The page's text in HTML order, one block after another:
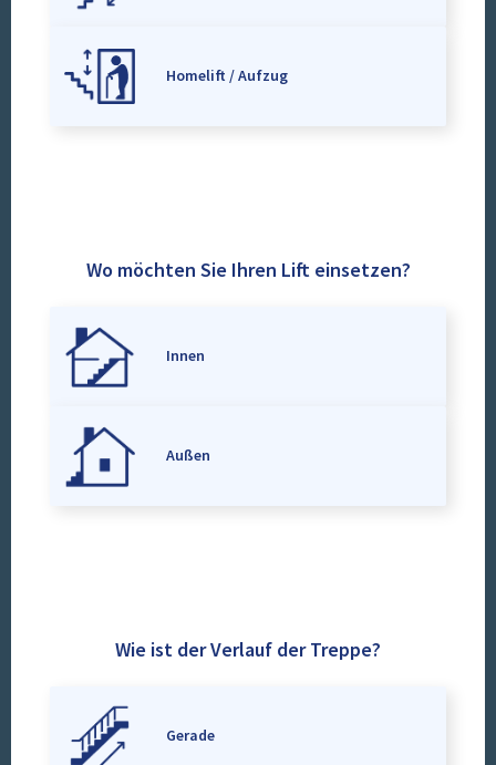
Homelift / Aufzug
Wo möchten Sie Ihren Lift einsetzen?
Innen
Außen
Wie ist der Verlauf der Treppe?
Gerade